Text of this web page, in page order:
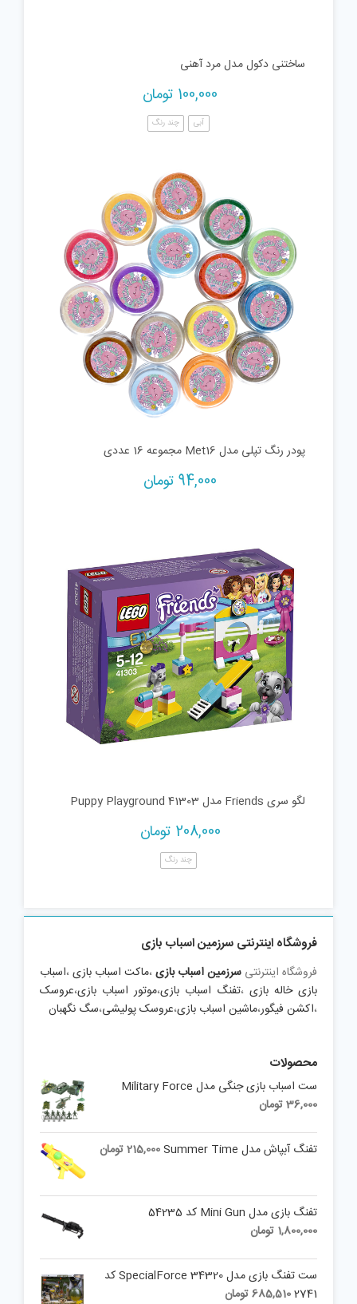
ساختنی دکول مدل مرد آهنی
100,000 تومان
آبی چند رنگ
پودر رنگ تپلی مدل Met16 مجموعه 16 عددی
94,000 تومان
لگو سری Friends مدل Puppy Playground 41303
208,000 تومان
چند رنگ
فروشگاه اینترنتی سرزمین اسباب بازی
فروشگاه اینترنتی سرزمین اسباب بازی،ماکت اسباب بازی،اسباب
بازی خاله بازی ،تفنگ اسباب بازی،موتور اسباب بازی،عروسک
،اکشن فیگور،ماشین اسباب بازی،عروسک پولیشی،سگ نگهبان
محصولات
ست اسباب بازی جنگی مدل Military Force
36,000تومان
تفنگ آبپاش مدل Summer Time 215,000تومان
تفنگ بازی مدل Mini Gun کد 54235
1,800,000 تومان
ست تفنگ بازی مدل SpecialForce 34320 کد
2741
685,510تومان